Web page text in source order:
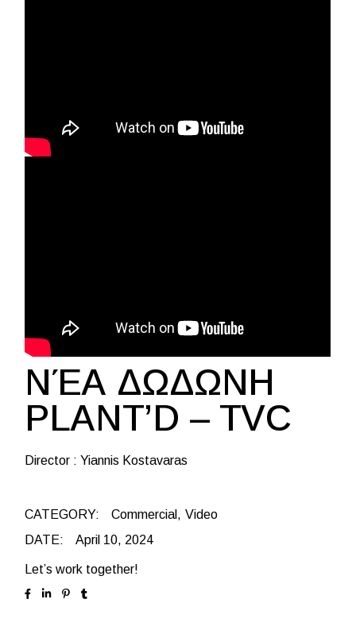
ΝΈΑ ΔΩΔΩΝΗ
PLANT’D – TVC
Director : Yiannis Kostavaras
CATEGORY: Commercial
Video
DATE:
April 10, 2024
Let’s work together!